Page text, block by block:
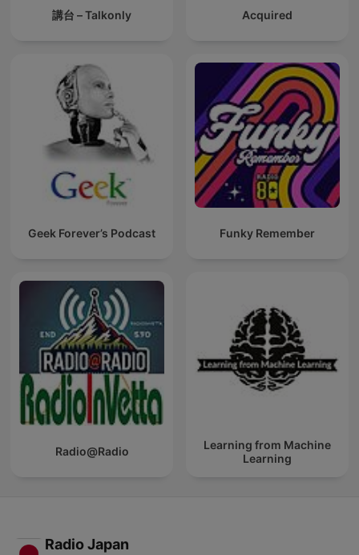
講台 – Talkonly Acquired
Geek Forever’s Podcast Funky Remember
Radio@Radio
Learning from Machine
Learning
Radio Japan